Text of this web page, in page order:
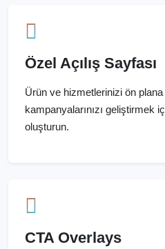
Özel Açılış Sayfası
Ürün ve hizmetlerinizi ön
kampanyalarınızı geliştirmek
oluşturun.
CTA Overlays